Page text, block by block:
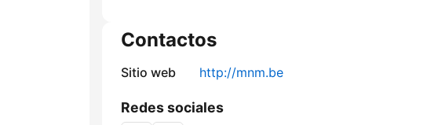
Contactos
Sitio web http://mnm.be
Redes sociales